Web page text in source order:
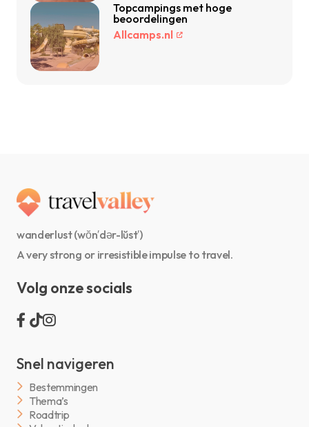
Topcampings met hoge
beoordelingen
Allcamps.nl
wanderlust (wŏn′dər-lŭst′)
A very strong or irresistible impulse to travel.
Volg onze socials
Snel navigeren
Bestemmingen
Thema’s
Roadtrip